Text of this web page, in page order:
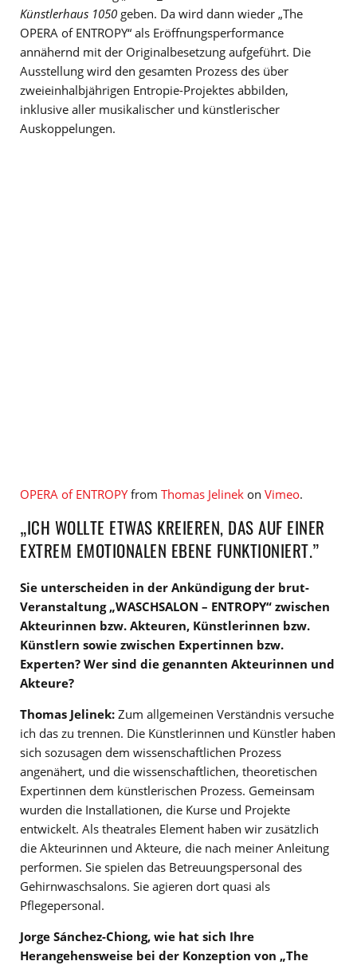
Künstlerhaus 1050 geben. Da wird dann wieder „The
OPERA of ENTROPY“ als Eröffnungsperformance
annähernd mit der Originalbesetzung aufgeführt. Die
Ausstellung wird den gesamten Prozess des über
zweieinhalbjährigen Entropie-Projektes abbilden,
inklusive aller musikalischer und künstlerischer
Auskoppelungen.
OPERA of ENTROPYfrom Thomas Jelinek on Vimeo.
„ICH WOLLTE ETWAS KREIEREN, DAS AUF EINER
EXTREM EMOTIONALEN EBENE FUNKTIONIERT.”
Sie unterscheiden in der Ankündigung der brut-
Veranstaltung „WASCHSALON – ENTROPY“ zwischen
Akteurinnen bzw. Akteuren, Künstlerinnen bzw.
Künstlern sowie zwischen Expertinnen bzw.
Experten? Wer sind die genannten Akteurinnen und
Akteure?
Thomas Jelinek: Zum allgemeinen Verständnis versuche
ich das zu trennen. Die Künstlerinnen und Künstler haben
sich sozusagen dem wissenschaftlichen Prozess
angenähert, und die wissenschaftlichen, theoretischen
Expertinnen dem künstlerischen Prozess. Gemeinsam
wurden die Installationen, die Kurse und Projekte
entwickelt. Als theatrales Element haben wir zusätzlich
die Akteurinnen und Akteure, die nach meiner Anleitung
performen. Sie spielen das Betreuungspersonal des
Gehirnwaschsalons. Sie agieren dort quasi als
Pflegepersonal.
Jorge Sánchez-Chiong, wie hat sich Ihre
Herangehensweise bei der Konzeption von „The